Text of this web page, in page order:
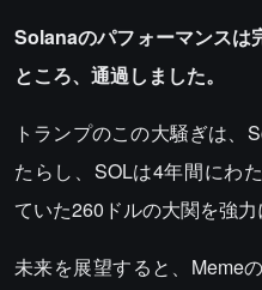
Solanaのパフォーマンスは
ところ、通過しました。
トランプのこの大騒ぎは、
たらし、SOLは4年間にわ
ていた260ドルの大関を強力
未来を展望すると、Meme